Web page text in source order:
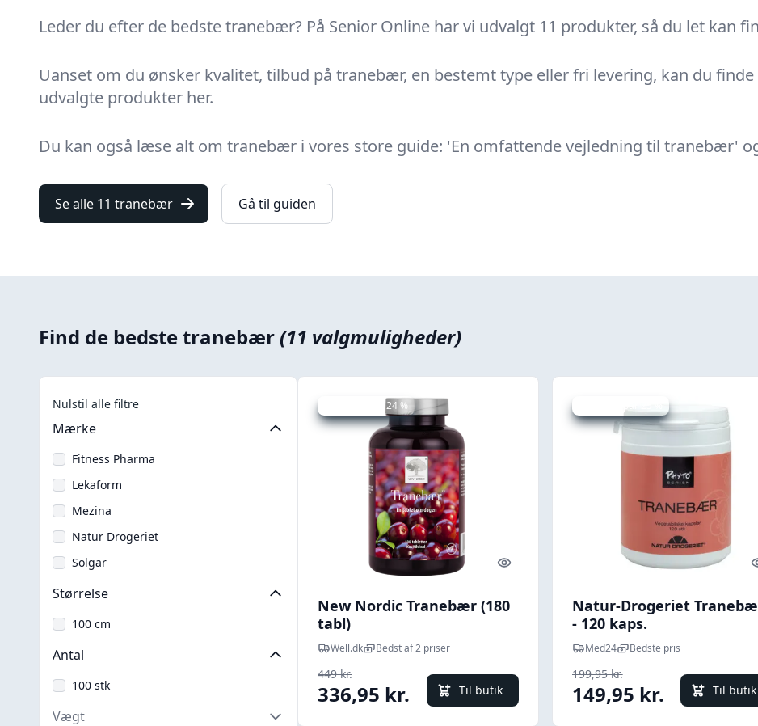
Leder du efter de bedste tranebær? På Senior Online har vi udvalgt 11 produkter, så du let kan
Uanset om du ønsker kvalitet, tilbud på tranebær, en bestemt type eller fri levering, kan du finde
udvalgte produkter her.
Du kan også læse alt om tranebær i vores store guide: 'En omfattende vejledning til tranebær'
Se alle 11 tranebær Gå til guiden
Find de bedste tranebær(11 valgmuligheder)
Nulstil alle filtre
Mærke
Fitness Pharma
Lekaform
Mezina
Natur Drogeriet
Solgar
Størrelse
100 cm
Antal
100 stk
Vægt
Udsalg - spar 24 %
Quick look
New Nordic Tranebær (180
tabl)
Well.dk Bedst af 2 priser
449 kr.
336,95 kr. Til butik
Natur-Drogeriet
- 120 kaps.
Med24 Bedste pris
199,95 kr.
149,95 kr. Til butik